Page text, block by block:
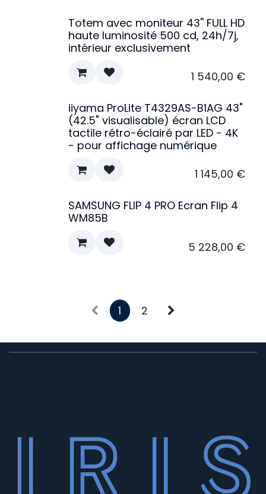
Totem avec moniteur 43'' FULL HD
haute luminosité 500 cd, 24h/7j,
intérieur exclusivement
1 540,00 €
iiyama ProLite T4329AS-B1AG 43"
(42.5" visualisable) écran LCD
tactile rétro-éclairé par LED - 4K
- pour affichage numérique
1 145,00 €
SAMSUNG FLIP 4 PRO Ecran Flip 4
WM85B
5 228,00 €
1 2